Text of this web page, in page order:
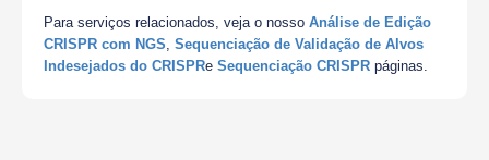
Para serviços relacionados, veja o nosso Análise de Edição
CRISPR com NGS, Sequenciação de Validação de Alvos
Indesejados do CRISPRe Sequenciação CRISPR páginas.